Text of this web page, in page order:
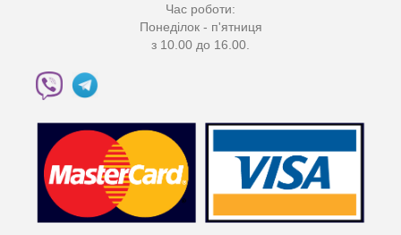
Час роботи:
Понеділок - п'ятниця
з 10.00 до 16.00.